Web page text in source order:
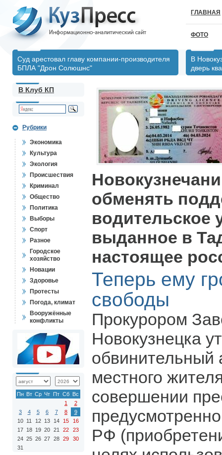
ГЛАВНАЯ
ФОТО
Суд арестовал главу компании-производителя
БПЛА "Дрон Солюшнс"
В
дверь
В Клуб КП
Рубрики
Экономика
Культура
Экология
Происшествия
Криминал
Общество
Политика
Выборы
Спорт
Разное
Городское
хозяйство
Новации
Здоровье
Протесты
Погода, климат
Вооружённые
конфликты
Пн Вт Ср Чт Пт Сб Вс
1
2
3
4 5 6 7 8
9
10 11 12 13 14 15
16
17 18 19 20 21 22
23
24 25 26 27 28 29
30
31
обменять
водительское
выданное в
настоящее
Теперь ему
свободы
Прокурором
Новокузнецка
обвинительный
местного
совершении
РФ